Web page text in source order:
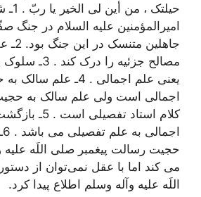
حیلتک ،
امیرالمؤمنین علیه السلام در جنگ
جاهلین
مصالح جزئیه را
یعنی علم اجمالی . 4ـ
اجمالی است ولی علم سالک به
کلام استاد
حجیت رسالت پیغمبر صلی اللَه علیه
می کند اما با عقل نمی‌توان از
اللَه علیه وآله وسلم اطلاع پیدا کرد.